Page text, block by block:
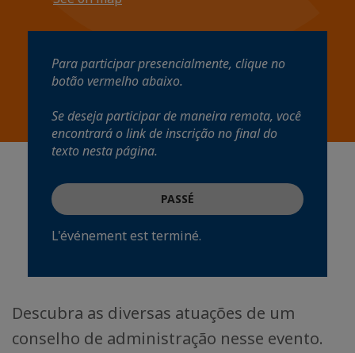
Para participar presencialmente, clique no
botão vermelho abaixo.
Se deseja participar de maneira remota, você
encontrará o link de inscrição no final do
texto nesta página.
PASSÉ
L'événement est terminé.
Descubra as diversas atuações de um
conselho de administração nesse evento.